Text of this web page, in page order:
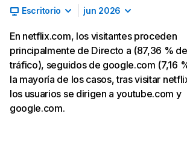
Escritorio jun 2026
En netflix.com, los visitantes proceden
principalmente de Directo a (87,36 % de
tráfico), seguidos de google.com (7,16
la mayoría de los casos, tras visitar
los usuarios se dirigen a youtube.com y
google.com.